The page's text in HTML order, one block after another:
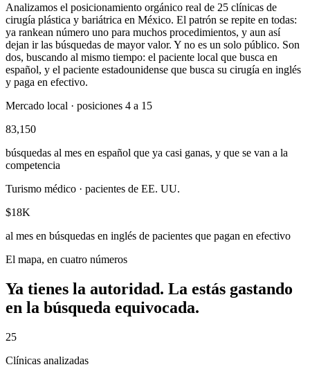
Analizamos el posicionamiento orgánico real de 25 clínicas de
cirugía plástica y bariátrica en México. El patrón se repite en todas:
ya rankean número uno para muchos procedimientos, y aun así
dejan ir las búsquedas de mayor valor. Y no es un solo público. Son
dos, buscando al mismo tiempo: el paciente local que busca en
español, y el paciente estadounidense que busca su cirugía en inglés
y paga en efectivo.
Mercado local · posiciones 4 a 15
83,150
búsquedas al mes en español que ya casi ganas, y que se van a la
competencia
Turismo médico · pacientes de EE. UU.
$18K
al mes en búsquedas en inglés de pacientes que pagan en efectivo
El mapa, en cuatro números
Ya tienes la autoridad. La estás gastando
en la búsqueda equivocada.
25
Clínicas analizadas